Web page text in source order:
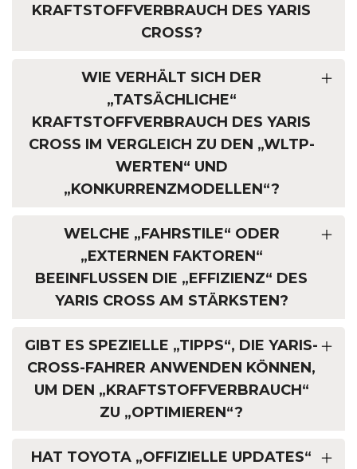
KRAFTSTOFFVERBRAUCH DES YARIS
CROSS?
WIE VERHÄLT SICH DER
„TATSÄCHLICHE“
KRAFTSTOFFVERBRAUCH DES YARIS
CROSS IM VERGLEICH ZU DEN „WLTP-
WERTEN“ UND
„KONKURRENZMODELLEN“?
WELCHE „FAHRSTILE“ ODER
„EXTERNEN FAKTOREN“
BEEINFLUSSEN DIE „EFFIZIENZ“ DES
YARIS CROSS AM STÄRKSTEN?
GIBT ES SPEZIELLE „TIPPS“, DIE YARIS-
CROSS-FAHRER ANWENDEN KÖNNEN,
UM DEN „KRAFTSTOFFVERBRAUCH“
ZU „OPTIMIEREN“?
HAT TOYOTA „OFFIZIELLE UPDATES“